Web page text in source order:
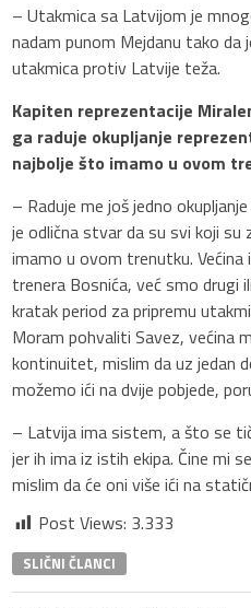
– Utakmica sa Latvijom je
nadam punom Mejdanu tako
utakmica protiv Latvije teža.
Kapiten reprezentacije
ga raduje okupljanje
najbolje što imamo u ovom
– Raduje me još jedno
je odlična stvar da su svi koji
imamo u ovom trenutku.
trenera Bosnića, već smo drugi
kratak period za pripremu
Moram pohvaliti Savez, većina
kontinuitet, mislim da uz jedan
možemo ići na dvije pobjede,
– Latvija ima sistem, a što se
jer ih ima iz istih ekipa. Čine mi
mislim da će oni više ići na
Post Views: 3.333
SLIČNI ČLANCI